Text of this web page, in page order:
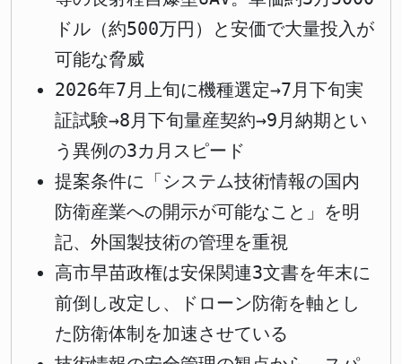
ドル（約500万円）と安価で大量投入が
可能な脅威
2026年7月上旬に機種選定→7月下旬実
証試験→8月下旬量産契約→9月納期とい
う異例の3カ月スピード
提案条件に「システム技術情報の国内
防衛産業への開示が可能なこと」を明
記、外国製技術の管理を重視
高市早苗政権は安保関連3文書を年末に
前倒し改定し、ドローン防衛を軸とし
た防衛体制を加速させている